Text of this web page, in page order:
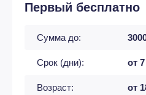
Первый бесплатно
Сумма до:
Срок (дни): от
Возраст: от